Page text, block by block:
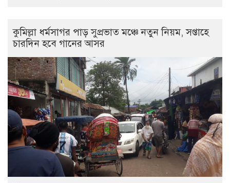
কুমিল্লা ধর্মসাগর পাড় সুপ্রভাত মঞ্চে নতুন নিয়ম, সপ্তাহে
চারদিন হবে গানের আসর